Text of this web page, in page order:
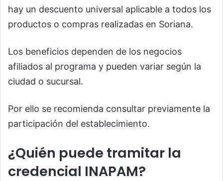
hay un descuento universal aplicable a todos los
productos o compras realizadas en Soriana.
Los beneficios dependen de los negocios
afiliados al programa y pueden variar según la
ciudad o sucursal.
Por ello se recomienda consultar previamente la
participación del establecimiento.
¿Quién puede tramitar la
credencial INAPAM?